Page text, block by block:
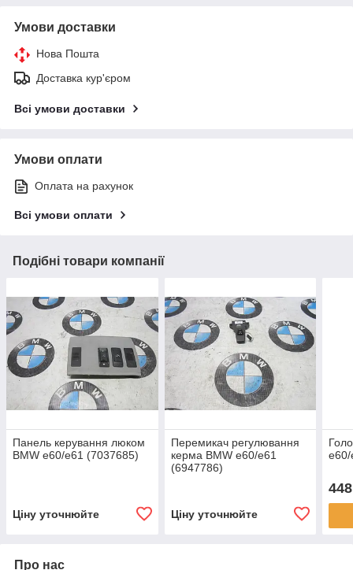
Умови доставки
Нова Пошта
Доставка кур'єром
Всі умови доставки
Умови оплати
Оплата на рахунок
Всі умови оплати
Подібні товари компанії
Панель керування люком
BMW e60/e61 (7037685)
Ціну уточнюйте
Перемикач регулювання
керма BMW e60/e61
(6947786)
Ціну уточнюйте
448
Про нас